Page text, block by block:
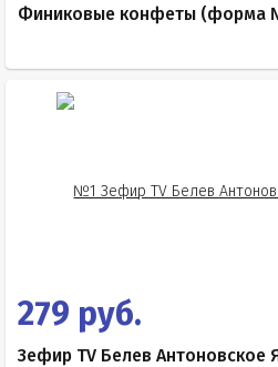
Финиковые конфеты (форма
279 руб.
Зефир TV Белев Антоновское